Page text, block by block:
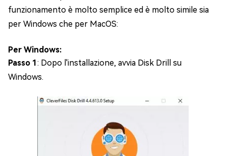
funzionamento è molto semplice ed è molto simile sia
per Windows che per MacOS:
Per Windows:
Passo 1: Dopo l'installazione, avvia Disk Drill su
Windows.